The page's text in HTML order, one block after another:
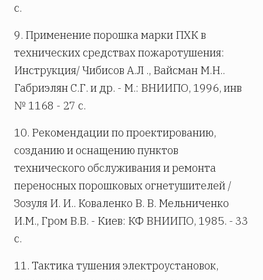
с.
9. Применение порошка марки ПХК в
технических средствах пожаротушения:
Инструкция/ Чибисов А.Л ., Вайсман М.Н..
Габриэлян С.Г. и др. - М.: ВНИИПО, 1996, инв
№ 1168 - 27 с.
10. Рекомендации по проектированию,
созданию и оснащению пунктов
технического обслуживания и ремонта
переносных порошковых огнетушителей /
Зозуля И. И.. Коваленко В. В. Мельниченко
И.М., Гром В.В. - Киев: КФ ВНИИПО, 1985. - 33
с.
11. Тактика тушения электроустановок,